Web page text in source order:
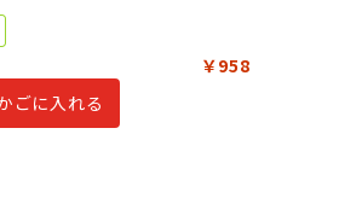
￥958
ごに入れる